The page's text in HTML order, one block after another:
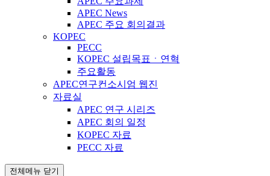
APEC News
APEC 주요 회의결과
KOPEC
PECC
KOPEC 설립목표ㆍ연혁
주요활동
APEC연구컨소시엄 웹진
자료실
APEC 연구 시리즈
APEC 회의 일정
KOPEC 자료
PECC 자료
전체메뉴 닫기